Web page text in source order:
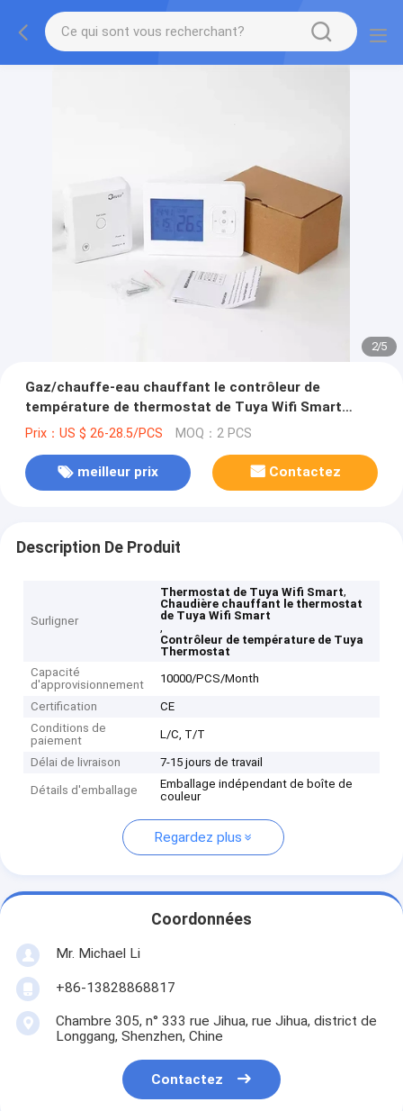
2/5
Gaz/chauffe-eau chauffant le contrôleur de
température de thermostat de Tuya Wifi Smart
Thermostat
Prix：US $ 26-28.5/PCS MOQ：2 PCS
meilleur prix Contactez
Description De Produit
Surligner
Thermostat de Tuya Wifi Smart,
Chaudière chauffant le thermostat
de Tuya Wifi Smart
,
Contrôleur de température de Tuya
Thermostat
Capacité
d'approvisionnement
10000/PCS/Month
Certification
CE
Conditions de
paiement
L/C, T/T
Délai de livraison 7-15 jours de travail
Détails d'emballage
Emballage indépendant de boîte de
couleur
Regardez plus
Coordonnées
Mr. Michael Li
+86-13828868817
Chambre 305, n° 333 rue Jihua, rue Jihua, district de
Longgang, Shenzhen, Chine
Contactez